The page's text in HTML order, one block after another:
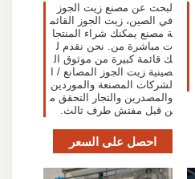
لبحث عن مصنع زيت الجوز
في الصين، زيت الجوز القائم
ة مصنع يمكنك شراء المنتجا
ت مباشرة من. نحن نقدم ل
ك قائمة كبيرة من موثوق ال
صينية زيت الجوز المصانع / ا
لشركات المصنعة والموردين
والمصدرين والتجار التحقق م
ن قبل مفتش طرف ثالث.
احصل على السعر